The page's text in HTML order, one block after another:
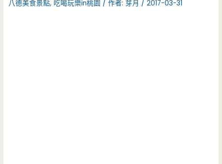
八德美食景點, 吃喝玩樂in桃園 / 作者:芽月 /2017-03-31